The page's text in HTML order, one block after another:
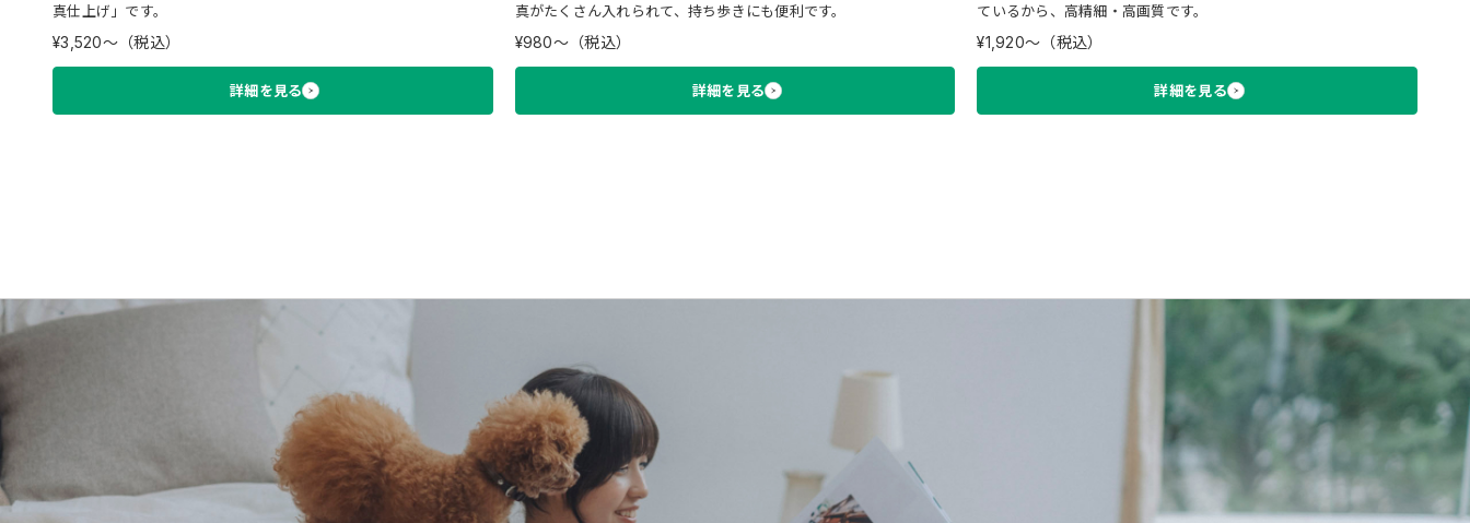
真仕上げ」です。
¥3,520〜（税込）
詳細を見る
真がたくさん入れられて、持ち歩きにも便利です。
¥980〜（税込）
詳細を見る
ているから、高精細・高画質です。
¥1,920〜（税込）
詳細を見る